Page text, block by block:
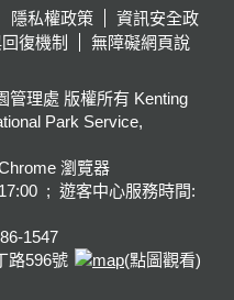
隱私權政策
資訊安全政
復機制
無障礙網頁說
管理處 版權所有 Kenting
Park Service,
瀏覽器
; 遊客中心服務時間:
1547
路596號
(點圖觀看)